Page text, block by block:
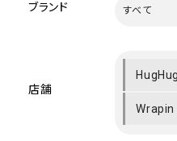
ブランド すべて
店舗